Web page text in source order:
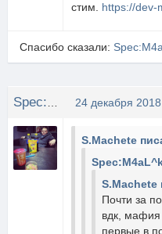
стим. https://dev-
Спасибо сказали:
24 декабря 2018
S.Machete
S.Machete
Почти за
вдк, мафия
первые в